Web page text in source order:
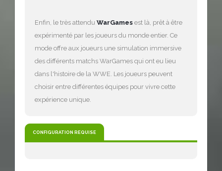
Enfin, le très attendu WarGames est là, prêt à être
expérimenté par les joueurs du monde entier. Ce
mode offre aux joueurs une simulation immersive
des différents matchs WarGames qui ont eu lieu
dans l'histoire de la WWE. Les joueurs peuvent
choisir entre différentes équipes pour vivre cette
expérience unique.
CONFIGURATION REQUISE